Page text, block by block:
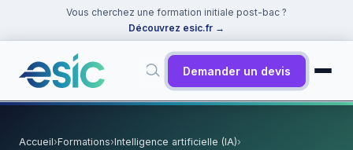
Vous cherchez une formation initiale post-bac ?
Découvrez esic.fr →
Demander un devis
Rechercher
Accueil›Formations›Intelligence artificielle (IA)›